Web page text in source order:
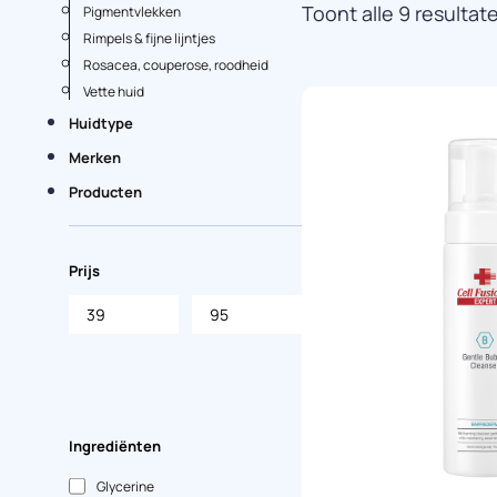
Pigmentvlekken
Rimpels & fijne lijntjes
Rosacea, couperose, roodheid
Vette huid
Huidtype
Merken
Producten
Prijs
Ingrediënten
Glycerine
Toont alle 9